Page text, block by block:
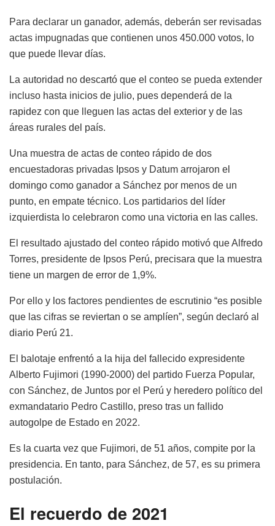
Para declarar un ganador, además, deberán ser revisadas
actas impugnadas que contienen unos 450.000 votos, lo
que puede llevar días.
La autoridad no descartó que el conteo se pueda extender
incluso hasta inicios de julio, pues dependerá de la
rapidez con que lleguen las actas del exterior y de las
áreas rurales del país.
Una muestra de actas de conteo rápido de dos
encuestadoras privadas Ipsos y Datum arrojaron el
domingo como ganador a Sánchez por menos de un
punto, en empate técnico. Los partidarios del líder
izquierdista lo celebraron como una victoria en las calles.
El resultado ajustado del conteo rápido motivó que Alfredo
Torres, presidente de Ipsos Perú, precisara que la muestra
tiene un margen de error de 1,9%.
Por ello y los factores pendientes de escrutinio “es posible
que las cifras se reviertan o se amplíen”, según declaró al
diario Perú 21.
El balotaje enfrentó a la hija del fallecido expresidente
Alberto Fujimori (1990-2000) del partido Fuerza Popular,
con Sánchez, de Juntos por el Perú y heredero político del
exmandatario Pedro Castillo, preso tras un fallido
autogolpe de Estado en 2022.
Es la cuarta vez que Fujimori, de 51 años, compite por la
presidencia. En tanto, para Sánchez, de 57, es su primera
postulación.
El recuerdo de 2021